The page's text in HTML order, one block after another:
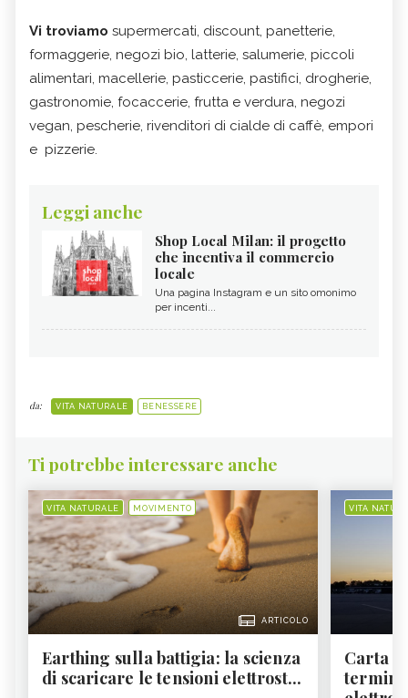
Vi troviamo supermercati, discount, panetterie,
formaggerie, negozi bio, latterie, salumerie, piccoli
alimentari, macellerie, pasticcerie, pastifici, drogherie,
gastronomie, focaccerie, frutta e verdura, negozi
vegan, pescherie, rivenditori di cialde di caffè, empori
e pizzerie.
Leggi anche
Shop Local Milan: il progetto
che incentiva il commercio
locale
Una pagina Instagram e un sito omonimo
per incenti...
da: VITA NATURALE BENESSERE
Ti potrebbe interessare anche
VITA NATURALE MOVIMENTO
ARTICOLO
Earthing sulla battigia: la scienza
di scaricare le tensioni elettrost...
VITA
Carta